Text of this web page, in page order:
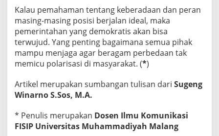
Kalau pemahaman tentang keberadaan dan peran
masing-masing posisi berjalan ideal, maka
pemerintahan yang demokratis akan bisa
terwujud. Yang penting bagaimana semua pihak
mampu menjaga agar beragam perbedaan tak
memicu polarisasi di masyarakat. (*)
Artikel merupakan sumbangan tulisan dari Sugeng
Winarno S.Sos, M.A.
* Penulis merupakan Dosen Ilmu Komunikasi
FISIP Universitas Muhammadiyah Malang